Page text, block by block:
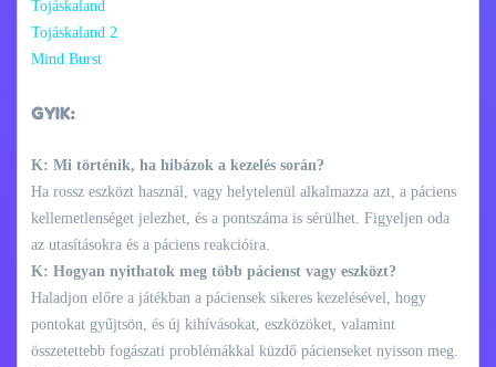
Tojáskaland
Tojáskaland 2
Mind Burst
GYIK:
K: Mi történik, ha hibázok a kezelés során?
Ha rossz eszközt használ, vagy helytelenül alkalmazza azt, a páciens
kellemetlenséget jelezhet, és a pontszáma is sérülhet. Figyeljen oda
az utasításokra és a páciens reakcióira.
K: Hogyan nyithatok meg több pácienst vagy eszközt?
Haladjon előre a játékban a páciensek sikeres kezelésével, hogy
pontokat gyűjtsön, és új kihívásokat, eszközöket, valamint
összetettebb fogászati problémákkal küzdő pácienseket nyisson meg.